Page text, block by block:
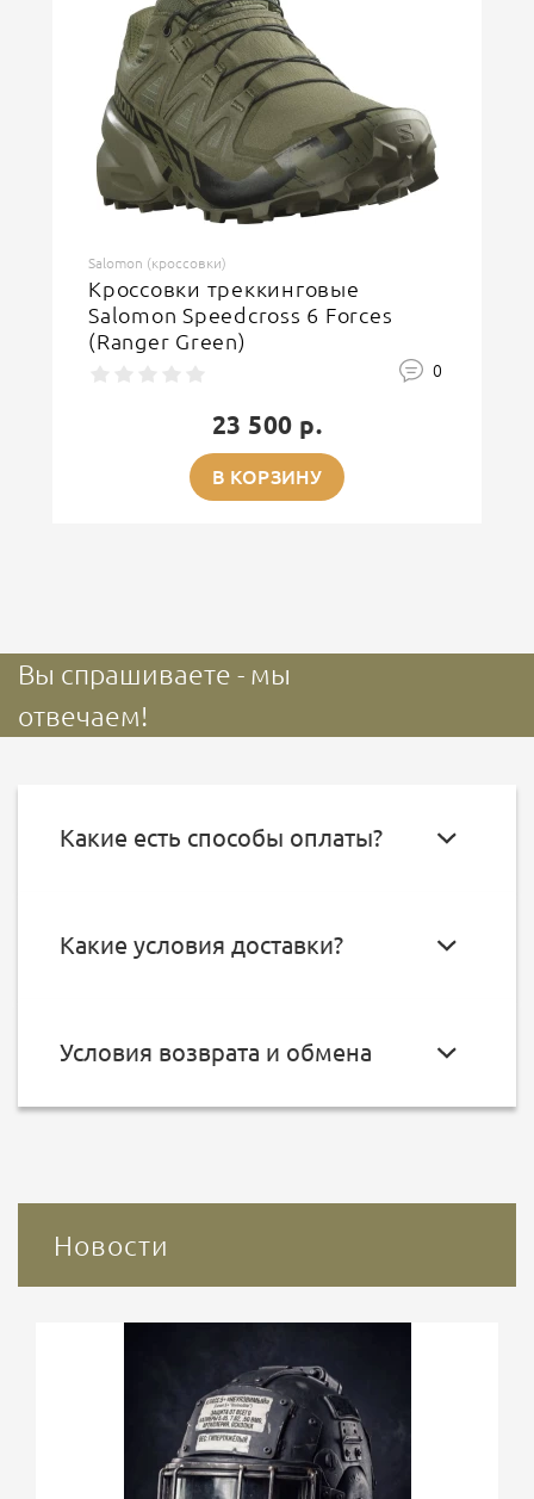
ОСТАВИТЬ ОТЗЫВ
Salomon (кроссовки)
Кроссовки треккинговые
Salomon Speedcross 6 Forces
(Ranger Green)
0
23 500 р.
В КОРЗИНУ
Вы спрашиваете - мы
отвечаем!
Какие есть способы оплаты?
Какие условия доставки?
Условия возврата и обмена
Новости